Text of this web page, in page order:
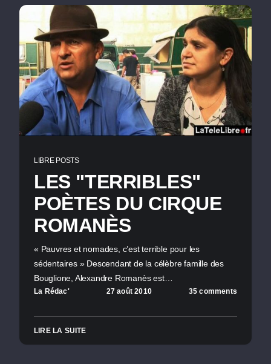
LIBRE POSTS
LES "TERRIBLES"
POÈTES DU CIRQUE
ROMANÈS
« Pauvres et nomades, c’est terrible pour les
sédentaires » Descendant de la célèbre famille des
Bouglione, Alexandre Romanès est…
La Rédac' 27 août 2010 35 comments
LIRE LA SUITE